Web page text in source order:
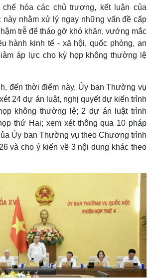
Multimedia
Ảnh
E-Magazine
Infographic
hóa các chủ trương, kết luận của
này nhằm xử lý ngay những vấn đề cấp
trễ để tháo gỡ khó khăn, vướng mắc
hành kinh tế - xã hội, quốc phòng, an
áp lực cho kỳ họp không thường lệ
đến thời điểm này, Ủy ban Thường vụ
24 dự án luật, nghị quyết dự kiến trình
không thường lệ; 2 dự án luật trình
thứ Hai; xem xét thông qua 10 pháp
Ủy ban Thường vụ theo Chương trình
và cho ý kiến về 3 nội dung khác theo